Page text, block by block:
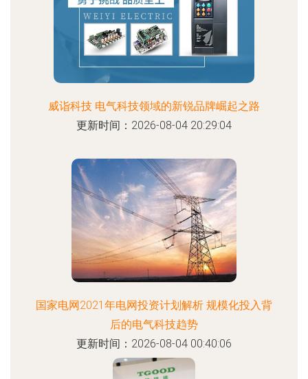
威诣科技 电气科技领域的新锐品牌崛起之路
更新时间：2026-08-04 20:29:04
国家电网2021年电网投资计划解析 规模化投入背
后的电气科技趋势
更新时间：2026-08-04 00:40:06